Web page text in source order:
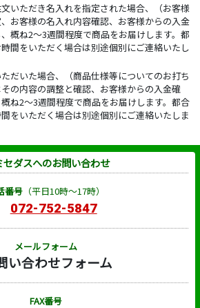
いただき名入れを指定された場合、（お客様
お客様の名入れ内容確認、お客様からの入金
概ね2～3週間程度で商品をお届けします。都
間をいただく場合は別途個別にご連絡いたし
だいた場合、（商品仕様等についてのお打ち
の内容の調整と確認、お客様からの入金確
ね2～3週間程度で商品をお届けします。都合
をいただく場合は別途個別にご連絡いたしま
セダスへのお問い合わせ
番号（平日10時～17時）
072-752-5847
メールフォーム
い合わせフォーム
FAX番号